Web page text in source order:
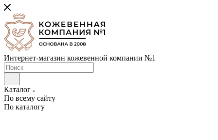
Интернет-магазин кожевенной компании №1
Каталог
По всему сайту
По каталогу